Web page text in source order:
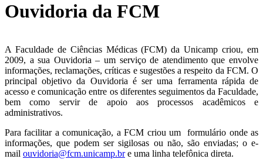
Ouvidoria da FCM
A Faculdade de Ciências Médicas (FCM) da Unicamp criou, em
2009, a sua Ouvidoria – um serviço de atendimento que envolve
informações, reclamações, críticas e sugestões a respeito da FCM. O
principal objetivo da Ouvidoria é ser uma ferramenta rápida de
acesso e comunicação entre os diferentes seguimentos da Faculdade,
bem como servir de apoio aos processos acadêmicos e
administrativos.
Para facilitar a comunicação, a FCM criou um formulário onde as
informações, que podem ser sigilosas ou não, são enviadas; o e-
mail ouvidoria@fcm.unicamp.bre uma linha telefônica direta.